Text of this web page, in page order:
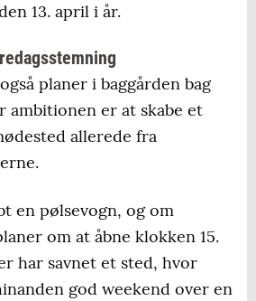
13. april i år.
planer i baggården bag
ambitionen er at skabe et
allerede fra
en pølsevogn, og om
om at åbne klokken 15.
har savnet et sted, hvor
god weekend over en